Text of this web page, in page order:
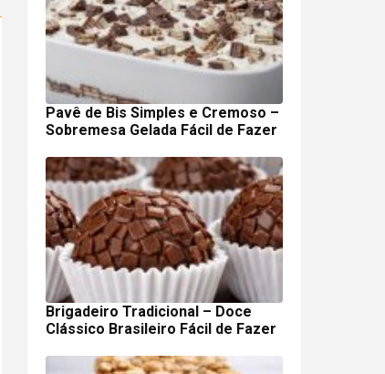
Pavê de Bis Simples e Cremoso –
Sobremesa Gelada Fácil de Fazer
Brigadeiro Tradicional – Doce
Clássico Brasileiro Fácil de Fazer